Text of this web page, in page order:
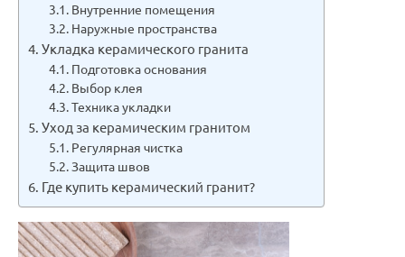
Внутренние помещения
Наружные пространства
Укладка керамического гранита
Подготовка основания
Выбор клея
Техника укладки
Уход за керамическим гранитом
Регулярная чистка
Защита швов
Где купить керамический гранит?